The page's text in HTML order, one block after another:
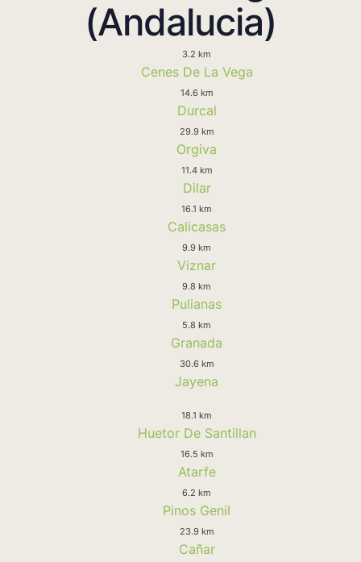
(Andalucia)
3.2 km
Cenes De La Vega
14.6 km
Durcal
29.9 km
Orgiva
11.4 km
Dilar
16.1 km
Calicasas
9.9 km
Viznar
9.8 km
Pulianas
5.8 km
Granada
30.6 km
Jayena
18.1 km
Huetor De Santillan
16.5 km
Atarfe
6.2 km
Pinos Genil
23.9 km
Cañar